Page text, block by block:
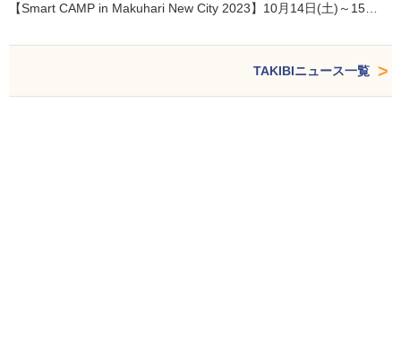
【Smart CAMP in Makuhari New City 2023】10月14日(土)～15…
TAKIBIニュース一覧